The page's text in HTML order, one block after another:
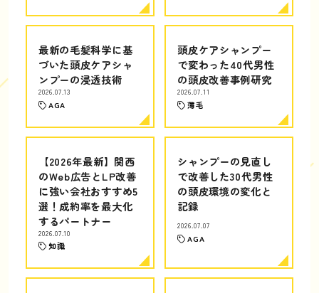
最新の毛髪科学に基
づいた頭皮ケアシャ
ンプーの浸透技術
2026.07.13
AGA
頭皮ケアシャンプー
で変わった40代男性
の頭皮改善事例研究
2026.07.11
薄毛
【2026年最新】関西
のWeb広告とLP改善
に強い会社おすすめ5
選！成約率を最大化
するパートナー
2026.07.10
知識
シャンプーの見直し
で改善した30代男性
の頭皮環境の変化と
記録
2026.07.07
AGA